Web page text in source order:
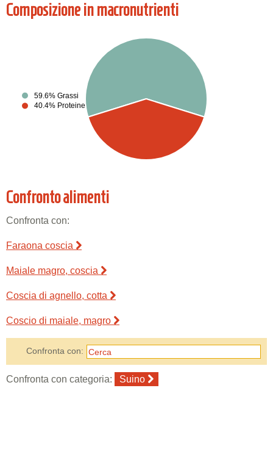
Composizione in macronutrienti
59.6% Grassi
40.4% Proteine
Confronto alimenti
Confronta con:
Faraona coscia
Maiale magro, coscia
Coscia di agnello, cotta
Coscio di maiale, magro
Confronta con:
Confronta con categoria: Suino